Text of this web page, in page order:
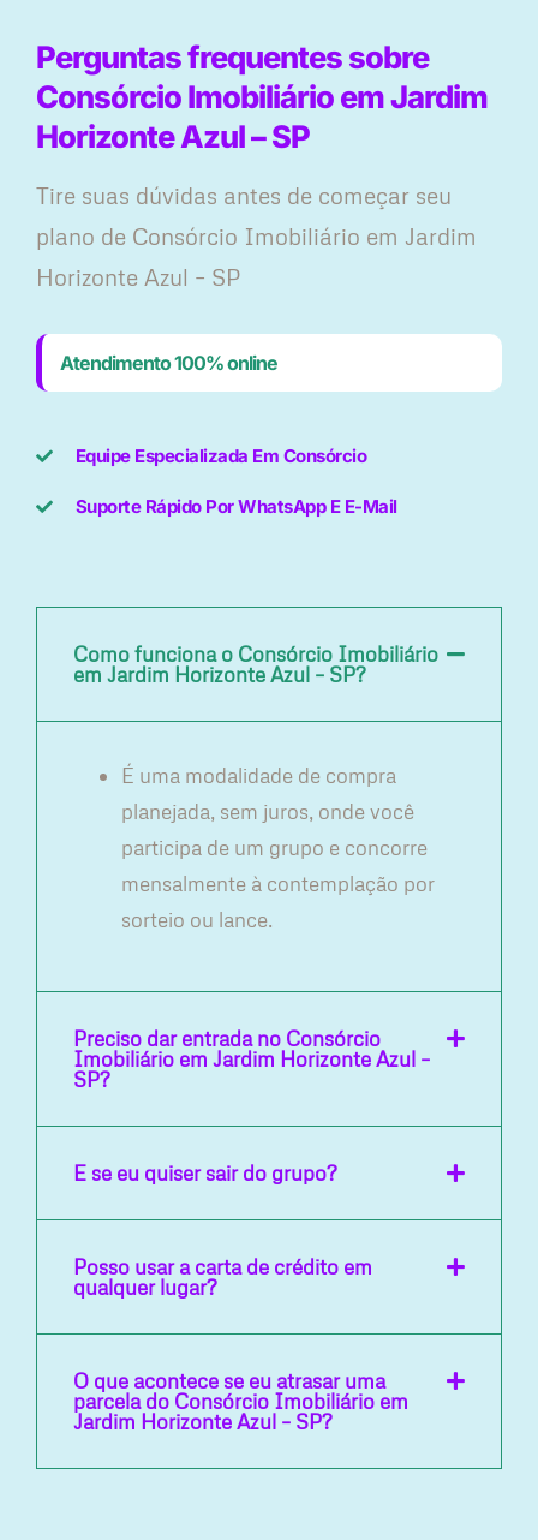
Perguntas frequentes sobre
Consórcio Imobiliário em Jardim
Horizonte Azul – SP
Tire suas dúvidas antes de começar seu
plano ​de Consórcio Imobiliário em Jardim
Horizonte Azul – SP
Atendimento 100% online
Equipe Especializada Em Consórcio
Suporte Rápido Por WhatsApp E E-Mail
Como funciona o Consórcio Imobiliário
em Jardim Horizonte Azul – SP?
É uma modalidade de compra
planejada, sem juros, onde você
participa de um grupo e concorre
mensalmente à contemplação por
sorteio ou lance.
Preciso dar entrada no Consórcio
Imobiliário em Jardim Horizonte Azul –
SP?
E se eu quiser sair do grupo?
Posso usar a carta de crédito em
qualquer lugar?
O que acontece se eu atrasar uma
parcela do Consórcio Imobiliário em
Jardim Horizonte Azul – SP?